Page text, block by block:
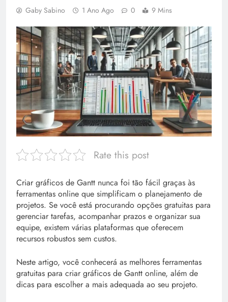
Gaby Sabino 1 Ano Ago 0 9 Mins
Rate this post
Criar gráficos de Gantt nunca foi tão fácil graças às
ferramentas online que simplificam o planejamento de
projetos. Se você está procurando opções gratuitas para
gerenciar tarefas, acompanhar prazos e organizar sua
equipe, existem várias plataformas que oferecem
recursos robustos sem custos.
Neste artigo, você conhecerá as melhores ferramentas
gratuitas para criar gráficos de Gantt online, além de
dicas para escolher a mais adequada ao seu projeto.